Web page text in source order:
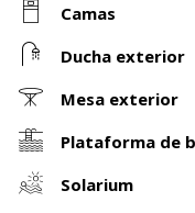
Camas
Ducha exterior
Mesa exterior
Plataforma de
Solarium